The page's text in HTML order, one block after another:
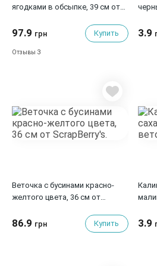
ягодками в обсыпке, 39 см от
97.9 грн Купить
Отзывы 3
3.9
Веточка с бусинами красно-
желтого цвета, 36 см от
86.9 грн Купить 3.9